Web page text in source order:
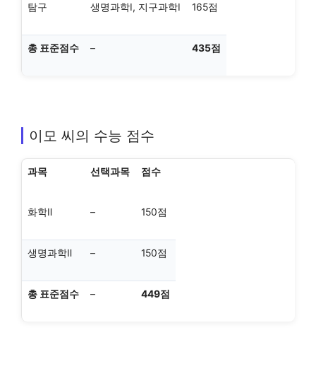
탐구 생명과학Ⅰ, 지구과학Ⅰ 165점
총 표준점수 – 435점
이모 씨의 수능 점수
과목 선택과목 점수
화학Ⅱ – 150점
생명과학Ⅱ – 150점
총 표준점수 – 449점